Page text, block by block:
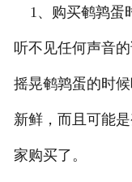
1、购买鹌鹑蛋
听不见任何声音
摇晃鹌鹑蛋的时
新鲜，而且可能
家购买了。